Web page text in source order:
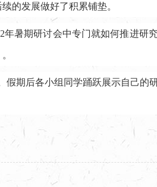
的发展做好了积累铺垫。
暑期研讨会中专门就如何推进研
期后各小组同学踊跃展示自己的